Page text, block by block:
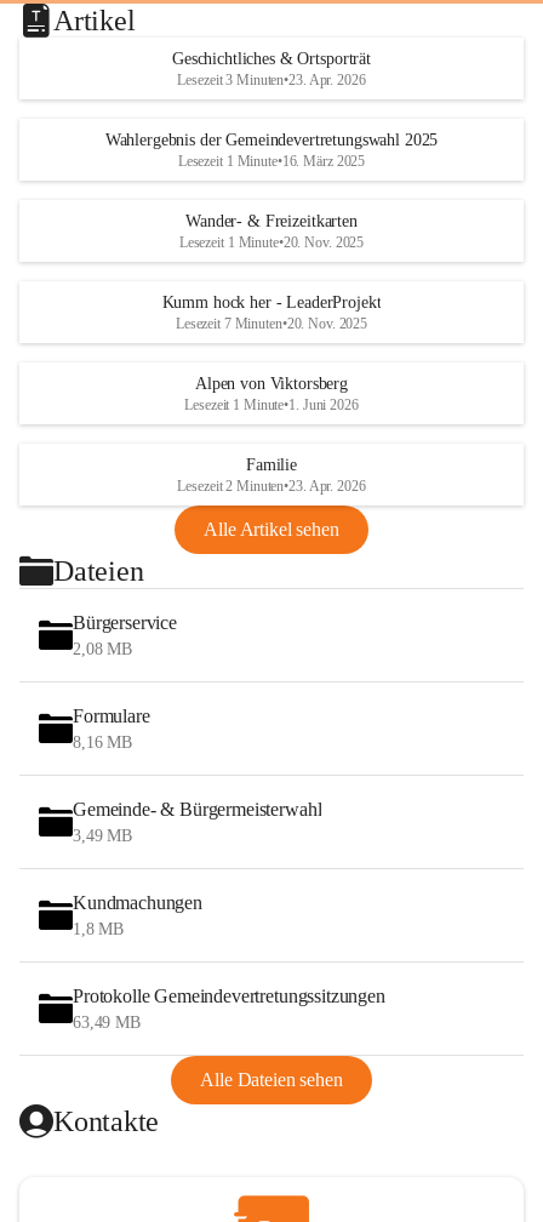
Artikel
Geschichtliches & Ortsporträt
Lesezeit 3 Minuten•23. Apr. 2026
Wahlergebnis der Gemeindevertretungswahl 2025
Lesezeit 1 Minute•16. März 2025
Wander- & Freizeitkarten
Lesezeit 1 Minute•20. Nov. 2025
Kumm hock her - LeaderProjekt
Lesezeit 7 Minuten•20. Nov. 2025
Alpen von Viktorsberg
Lesezeit 1 Minute•1. Juni 2026
Familie
Lesezeit 2 Minuten•23. Apr. 2026
Alle Artikel sehen
Dateien
Bürgerservice
2,08 MB
Formulare
8,16 MB
Gemeinde- & Bürgermeisterwahl
3,49 MB
Kundmachungen
1,8 MB
Protokolle Gemeindevertretungssitzungen
63,49 MB
Alle Dateien sehen
Kontakte